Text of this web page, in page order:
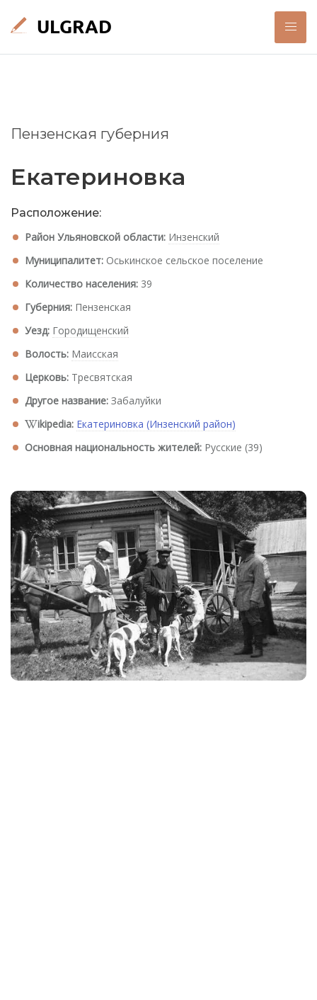
Пензенская губерния
Екатериновка
Расположение:
Район Ульяновской области: Инзенский
Муниципалитет: Оськинское сельское поселение
Количество населения: 39
Губерния: Пензенская
Уезд: Городищенский
Волость: Маисская
Церковь: Тресвятская
Другое название: Забалуйки
ikipedia: Екатериновка (Инзенский район)
Основная национальность жителей: Русские (39)